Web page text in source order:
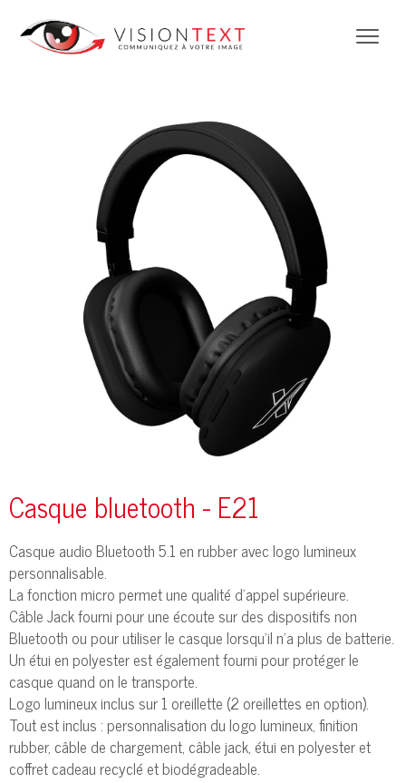
Casque bluetooth - E21
Casque audio Bluetooth 5.1 en rubber avec logo lumineux
personnalisable.
La fonction micro permet une qualité d'appel supérieure.
Câble Jack fourni pour une écoute sur des dispositifs non
Bluetooth ou pour utiliser le casque lorsqu'il n'a plus de batterie.
Un étui en polyester est également fourni pour protéger le
casque quand on le transporte.
Logo lumineux inclus sur 1 oreillette (2 oreillettes en option).
Tout est inclus : personnalisation du logo lumineux, finition
rubber, câble de chargement, câble jack, étui en polyester et
coffret cadeau recyclé et biodégradeable.